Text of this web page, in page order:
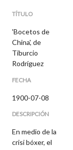
TÍTULO
'Bocetos de
China', de
Tiburcio
Rodríguez
FECHA
1900-07-08
DESCRIPCIÓN
En medio de la
crisi bóxer, el